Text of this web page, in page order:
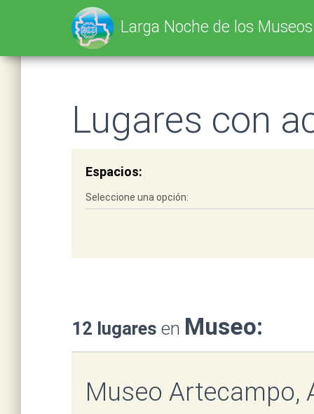
SELECT * FROM tbl_lnm_scz_l25 WHERE cpoFyhValL25 IS NOT NULL
Larga Noche de los
Lugares con
Espacios:
12 lugares en Museo:
Museo Artecampo,